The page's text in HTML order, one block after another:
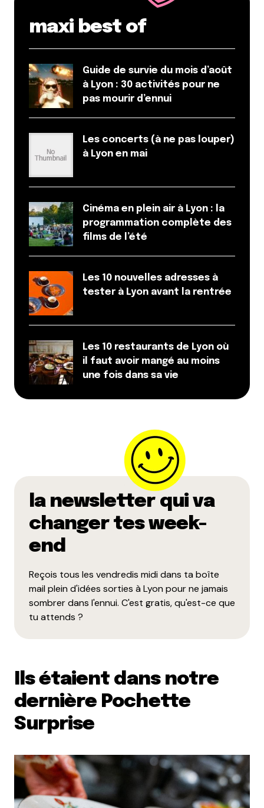
maxi best of
Guide de survie du mois d’août
à Lyon : 30 activités pour ne
pas mourir d’ennui
Les concerts (à ne pas louper)
à Lyon en mai
Cinéma en plein air à Lyon : la
programmation complète des
films de l’été
Les 10 nouvelles adresses à
tester à Lyon avant la rentrée
Les 10 restaurants de Lyon où
il faut avoir mangé au moins
une fois dans sa vie
la newsletter qui va
changer tes week-
end
Reçois tous les vendredis midi dans ta boîte
mail plein d'idées sorties à Lyon pour ne jamais
sombrer dans l'ennui. C'est gratis, qu'est-ce que
tu attends ?
Ils étaient dans notre
dernière Pochette
Surprise